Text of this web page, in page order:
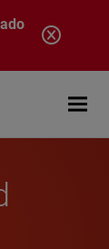
Open